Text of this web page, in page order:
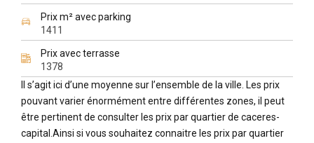
Prix m² avec parking
1411
Prix avec terrasse
1378
Il s’agit ici d’une moyenne sur l’ensemble de la ville. Les prix
pouvant varier énormément entre différentes zones, il peut
être pertinent de consulter les prix par quartier de caceres-
capital.Ainsi si vous souhaitez connaitre les prix par quartier